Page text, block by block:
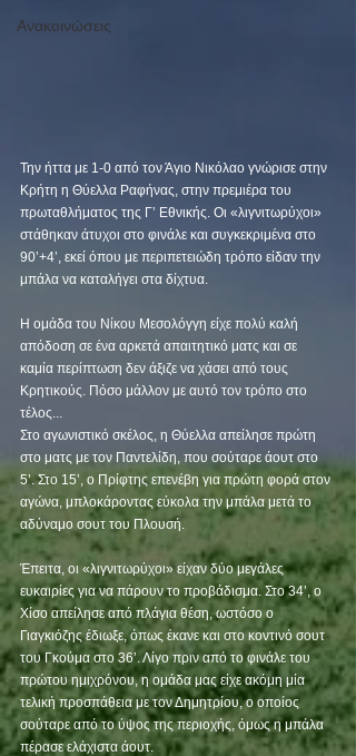
Ανακοινώσεις
Την ήττα με 1-0 από τον Άγιο Νικόλαο γνώρισε στην
Κρήτη η Θύελλα Ραφήνας, στην πρεμιέρα του
πρωταθλήματος της Γ’ Εθνικής. Οι «λιγνιτωρύχοι»
στάθηκαν άτυχοι στο φινάλε και συγκεκριμένα στο
90’+4’, εκεί όπου με περιπετειώδη τρόπο είδαν την
μπάλα να καταλήγει στα δίχτυα.
Η ομάδα του Νίκου Μεσολόγγη είχε πολύ καλή
απόδοση σε ένα αρκετά απαιτητικό ματς και σε
καμία περίπτωση δεν άξιζε να χάσει από τους
Κρητικούς. Πόσο μάλλον με αυτό τον τρόπο στο
τέλος...
Στο αγωνιστικό σκέλος, η Θύελλα απείλησε πρώτη
στο ματς με τον Παντελίδη, που σούταρε άουτ στο
5’. Στο 15’, ο Πρίφτης επενέβη για πρώτη φορά στον
αγώνα, μπλοκάροντας εύκολα την μπάλα μετά το
αδύναμο σουτ του Πλουσή.
Έπειτα, οι «λιγνιτωρύχοι» είχαν δύο μεγάλες
ευκαιρίες για να πάρουν το προβάδισμα. Στο 34’, ο
Χίσο απείλησε από πλάγια θέση, ωστόσο ο
Γιαγκιόζης έδιωξε, όπως έκανε και στο κοντινό σουτ
του Γκούμα στο 36’. Λίγο πριν από το φινάλε του
πρώτου ημιχρόνου, η ομάδα μας είχε ακόμη μία
τελική προσπάθεια με τον Δημητρίου, ο οποίος
σούταρε από το ύψος της περιοχής, όμως η μπάλα
πέρασε ελάχιστα άουτ.